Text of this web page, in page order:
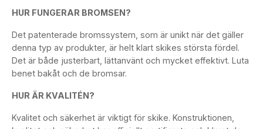
HUR FUNGERAR BROMSEN?
Det patenterade bromssystem, som är unikt när det gäller
denna typ av produkter, är helt klart skikes största fördel.
Det är både justerbart, lättanvänt och mycket effektivt. Luta
benet bakåt och de bromsar.
HUR ÄR KVALITÉN?
Kvalitet och säkerhet är viktigt för skike. Konstruktionen,